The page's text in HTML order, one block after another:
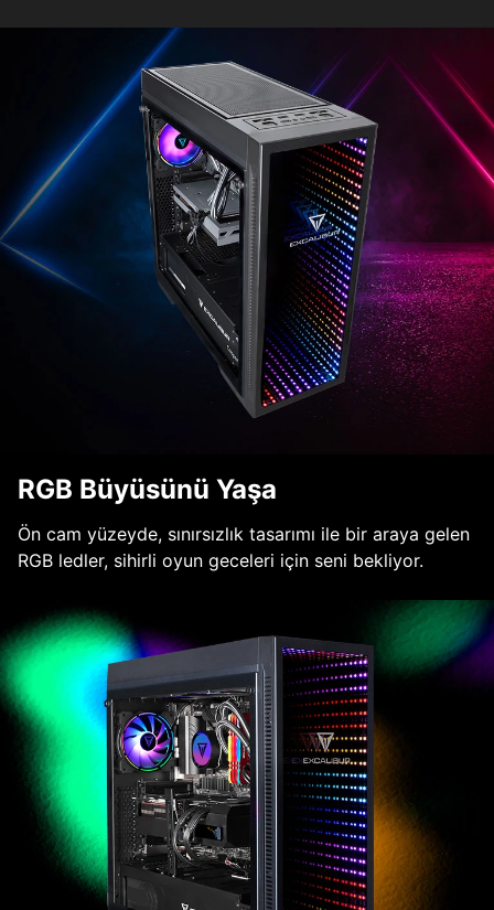
RGB Büyüsünü Yaşa
Ön cam yüzeyde, sınırsızlık tasarımı ile bir araya gelen
RGB ledler, sihirli oyun geceleri için seni bekliyor.